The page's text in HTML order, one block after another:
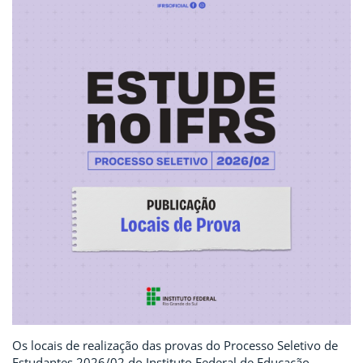
Os locais de realização das provas do Processo Seletivo de